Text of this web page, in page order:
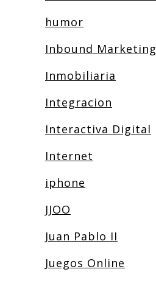
humor
Inbound Marketing
Inmobiliaria
Integracion
Interactiva Digital
Internet
iphone
JJOO
Juan Pablo II
Juegos Online